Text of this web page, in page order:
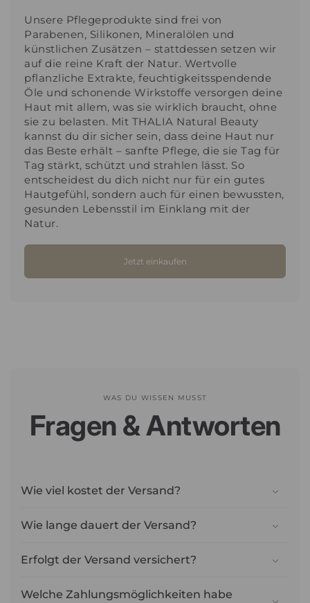
Unsere Pflegeprodukte sind frei von
Parabenen, Silikonen, Mineralölen und
künstlichen Zusätzen – stattdessen setzen wir
auf die reine Kraft der Natur. Wertvolle
pflanzliche Extrakte, feuchtigkeitsspendende
Öle und schonende Wirkstoffe versorgen deine
Haut mit allem, was sie wirklich braucht, ohne
sie zu belasten. Mit THALIA Natural Beauty
kannst du dir sicher sein, dass deine Haut nur
das Beste erhält – sanfte Pflege, die sie Tag für
Tag stärkt, schützt und strahlen lässt. So
entscheidest du dich nicht nur für ein gutes
Hautgefühl, sondern auch für einen bewussten,
gesunden Lebensstil im Einklang mit der
Natur.
Jetzt einkaufen
WAS DU WISSEN MUSST
Fragen & Antworten
Wie viel kostet der Versand?
Wie lange dauert der Versand?
Erfolgt der Versand versichert?
Welche Zahlungsmöglichkeiten habe